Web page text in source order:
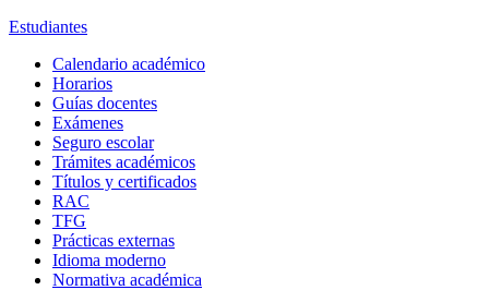
Estudiantes
Calendario académico
Horarios
Guías docentes
Exámenes
Seguro escolar
Trámites académicos
Títulos y certificados
RAC
TFG
Prácticas externas
Idioma moderno
Normativa académica